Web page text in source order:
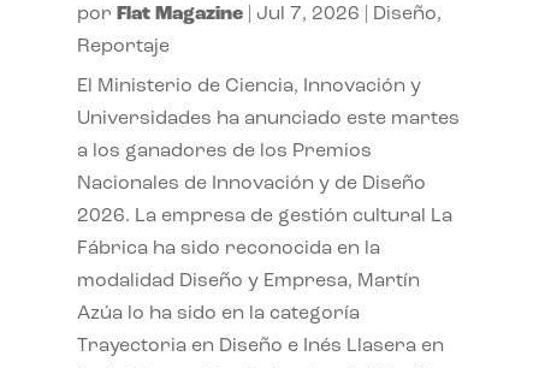
por Flat Magazine| Jul 7, 2026 Diseño,
Reportaje
El Ministerio de Ciencia, Innovación y
Universidades ha anunciado este martes
a los ganadores de los Premios
Nacionales de Innovación y de Diseño
2026. La empresa de gestión cultural La
Fábrica ha sido reconocida en la
modalidad Diseño y Empresa, Martín
Azúa lo ha sido en la categoría
Trayectoria en Diseño e Inés Llasera en